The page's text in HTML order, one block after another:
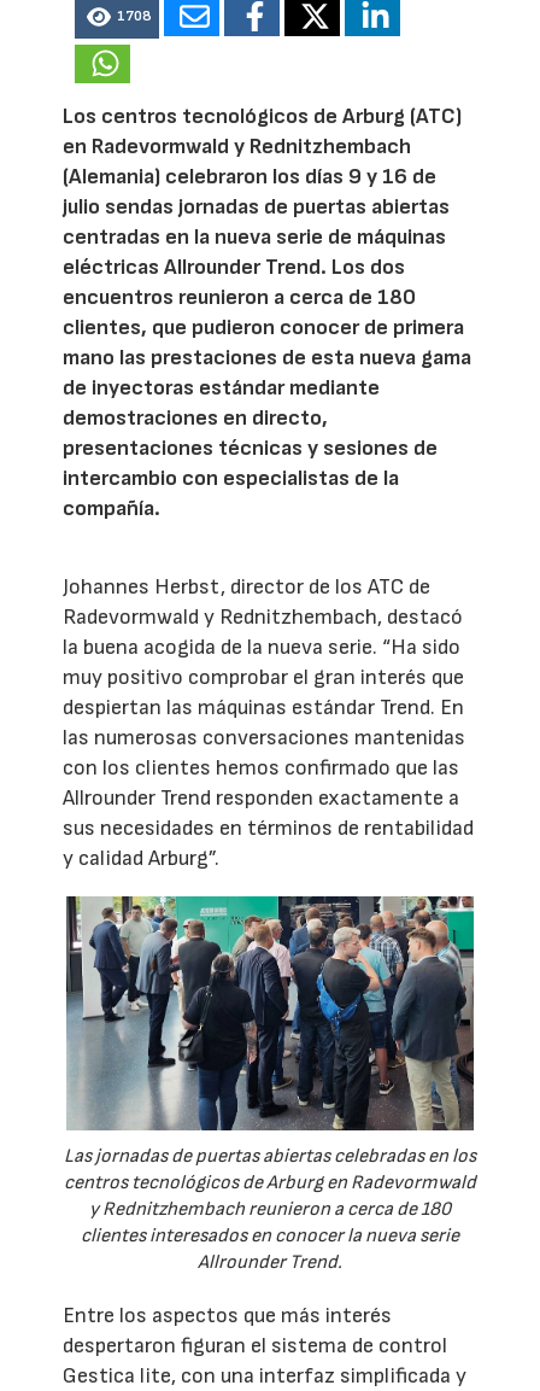
1708
Los centros tecnológicos de Arburg (ATC)
en Radevormwald y Rednitzhembach
(Alemania) celebraron los días 9 y 16 de
julio sendas jornadas de puertas abiertas
centradas en la nueva serie de máquinas
eléctricas Allrounder Trend. Los dos
encuentros reunieron a cerca de 180
clientes, que pudieron conocer de primera
mano las prestaciones de esta nueva gama
de inyectoras estándar mediante
demostraciones en directo,
presentaciones técnicas y sesiones de
intercambio con especialistas de la
compañía.
Johannes Herbst, director de los ATC de
Radevormwald y Rednitzhembach, destacó
la buena acogida de la nueva serie. “Ha sido
muy positivo comprobar el gran interés que
despiertan las máquinas estándar Trend. En
las numerosas conversaciones mantenidas
con los clientes hemos confirmado que las
Allrounder Trend responden exactamente a
sus necesidades en términos de rentabilidad
y calidad Arburg”.
Las jornadas de puertas abiertas celebradas en los
centros tecnológicos de Arburg en Radevormwald
y Rednitzhembach reunieron a cerca de 180
clientes interesados en conocer la nueva serie
Allrounder Trend.
Entre los aspectos que más interés
despertaron figuran el sistema de control
Gestica lite, con una interfaz simplificada y